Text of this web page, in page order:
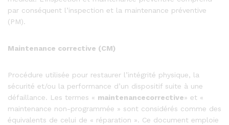
par conséquent l’inspection et la maintenance préventive
(PM).
Maintenance corrective (CM)
Procédure utilisée pour restaurer l’intégrité physique, la
sécurité et/ou la performance d’un dispositif suite à une
défaillance. Les termes « maintenancecorrective» et «
maintenance non-programmée » sont considérés comme des
équivalents de celui de « réparation ». Ce document emploie